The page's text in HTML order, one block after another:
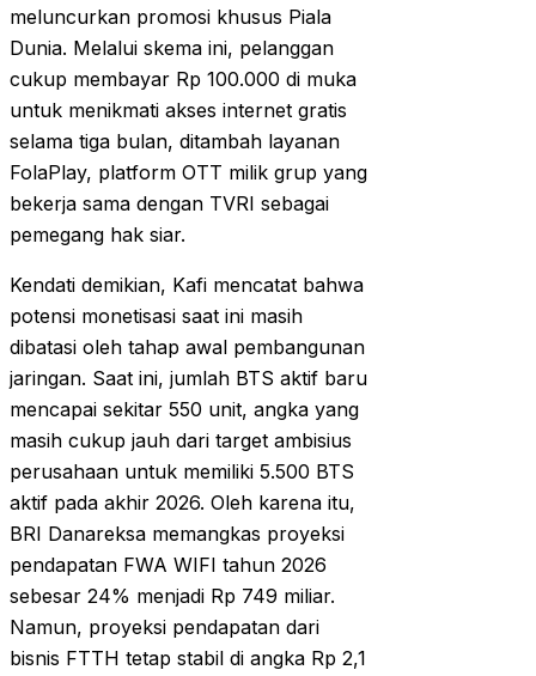
meluncurkan promosi khusus Piala
Dunia. Melalui skema ini, pelanggan
cukup membayar Rp 100.000 di muka
untuk menikmati akses internet gratis
selama tiga bulan, ditambah layanan
FolaPlay, platform OTT milik grup yang
bekerja sama dengan TVRI sebagai
pemegang hak siar.
Kendati demikian, Kafi mencatat bahwa
potensi monetisasi saat ini masih
dibatasi oleh tahap awal pembangunan
jaringan. Saat ini, jumlah BTS aktif baru
mencapai sekitar 550 unit, angka yang
masih cukup jauh dari target ambisius
perusahaan untuk memiliki 5.500 BTS
aktif pada akhir 2026. Oleh karena itu,
BRI Danareksa memangkas proyeksi
pendapatan FWA WIFI tahun 2026
sebesar 24% menjadi Rp 749 miliar.
Namun, proyeksi pendapatan dari
bisnis FTTH tetap stabil di angka Rp 2,1